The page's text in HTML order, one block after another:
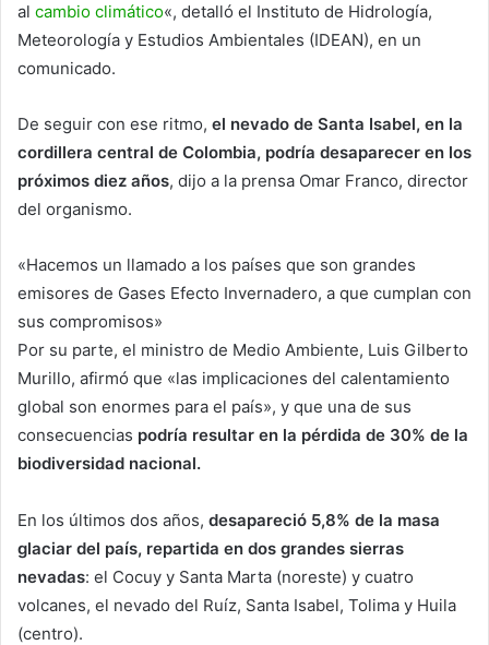
al cambio climático«, detalló el Instituto de Hidrología,
Meteorología y Estudios Ambientales (IDEAN), en un
comunicado.
De seguir con ese ritmo, el nevado de Santa Isabel, en la
cordillera central de Colombia, podría desaparecer en los
próximos diez años, dijo a la prensa Omar Franco, director
del organismo.
«Hacemos un llamado a los países que son grandes
emisores de Gases Efecto Invernadero, a que cumplan con
sus compromisos»
Por su parte, el ministro de Medio Ambiente, Luis Gilberto
Murillo, afirmó que «las implicaciones del calentamiento
global son enormes para el país», y que una de sus
consecuencias podría resultar en la pérdida de 30% de la
biodiversidad nacional.
En los últimos dos años, desapareció 5,8% de la masa
glaciar del país, repartida en dos grandes sierras
nevadas: el Cocuy y Santa Marta (noreste) y cuatro
volcanes, el nevado del Ruíz, Santa Isabel, Tolima y Huila
(centro).